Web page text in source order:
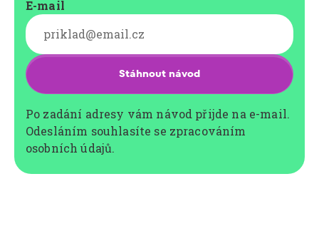
E-mail
Po zadání adresy vám návod přijde na e-mail.
Odesláním souhlasíte se zpracováním
osobních údajů.